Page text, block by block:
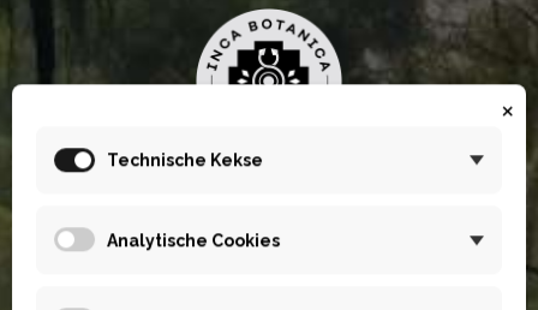
Die Natur ist der Schlüssel
×
Technische Kekse
Analytische Cookies